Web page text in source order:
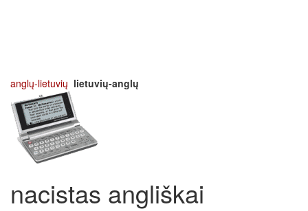
anglų-lietuvių lietuvių-anglų
nacistas angliškai